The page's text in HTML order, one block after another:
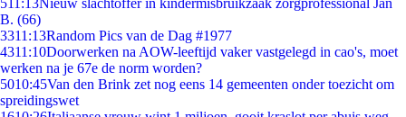
511:13Nieuw slachtoffer in kindermisbruikzaak zorgprofessional Jan
B. (66)
3311:13Random Pics van de Dag #1977
4311:10Doorwerken na AOW-leeftijd vaker vastgelegd in cao's, moet
werken na je 67e de norm worden?
5010:45Van den Brink zet nog eens 14 gemeenten onder toezicht om
spreidingswet